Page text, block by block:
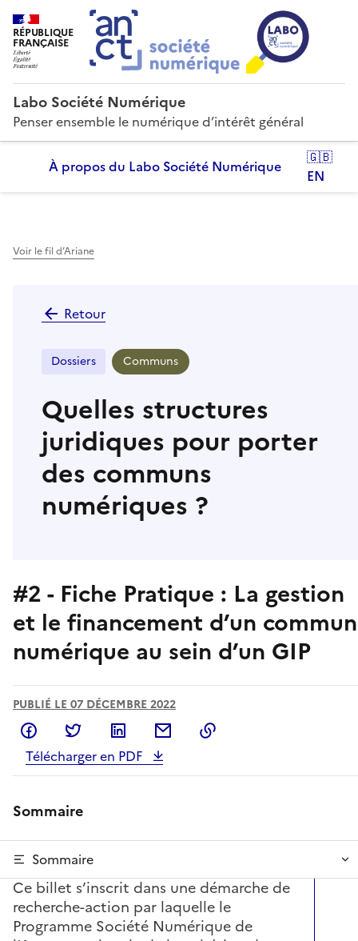
RÉPUBLIQUE
FRANÇAISE
Labo Société Numérique
Penser ensemble le numérique d’intérêt général
À propos du Labo Société Numérique
🇬🇧
EN
Voir le fil d’Ariane
Retour
Dossiers Communs
Quelles structures
juridiques pour porter
des communs
numériques ?
#2 - Fiche Pratique : La gestion
et le financement d’un commun
numérique au sein d’un GIP
PUBLIÉ LE 07 DÉCEMBRE 2022
Partager sur Facebook
Partager sur Twitter
Partager sur LinkedIn
Partager par email
Télécharger en PDF
Sommaire
Sommaire
Ce billet s’inscrit dans une démarche de
recherche-action par laquelle le
Programme Société Numérique de